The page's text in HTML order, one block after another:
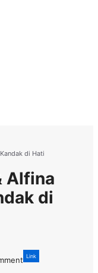
di Hati
Alfina
di
Link